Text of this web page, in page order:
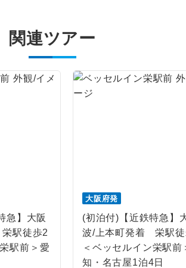
関連ツアー
急】大阪
駅徒歩2
駅前＞愛
大阪府発
(初泊付)【近鉄特急】
波/上本町発着 栄駅徒
＜ベッセルイン栄駅前
知・名古屋1泊4日
とり様限定でご参加いただけるコースです。
1室利用でも追加料金がかからないコース
介するホテルを指定したコースです。
とり様でバス席を2席利⽤できます。